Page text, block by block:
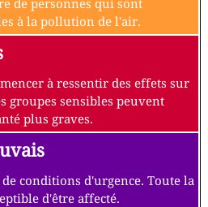
à la pollution de l'air.
à ressentir des effets sur
groupes sensibles peuvent
plus graves.
conditions d'urgence. Toute la
d'être affecté.